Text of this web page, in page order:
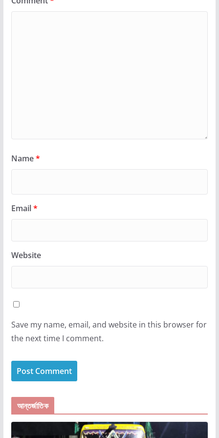
Name*
Email*
Website
Save my name, email, and website in this browser for
the next time I comment.
আন্তর্জাতিক